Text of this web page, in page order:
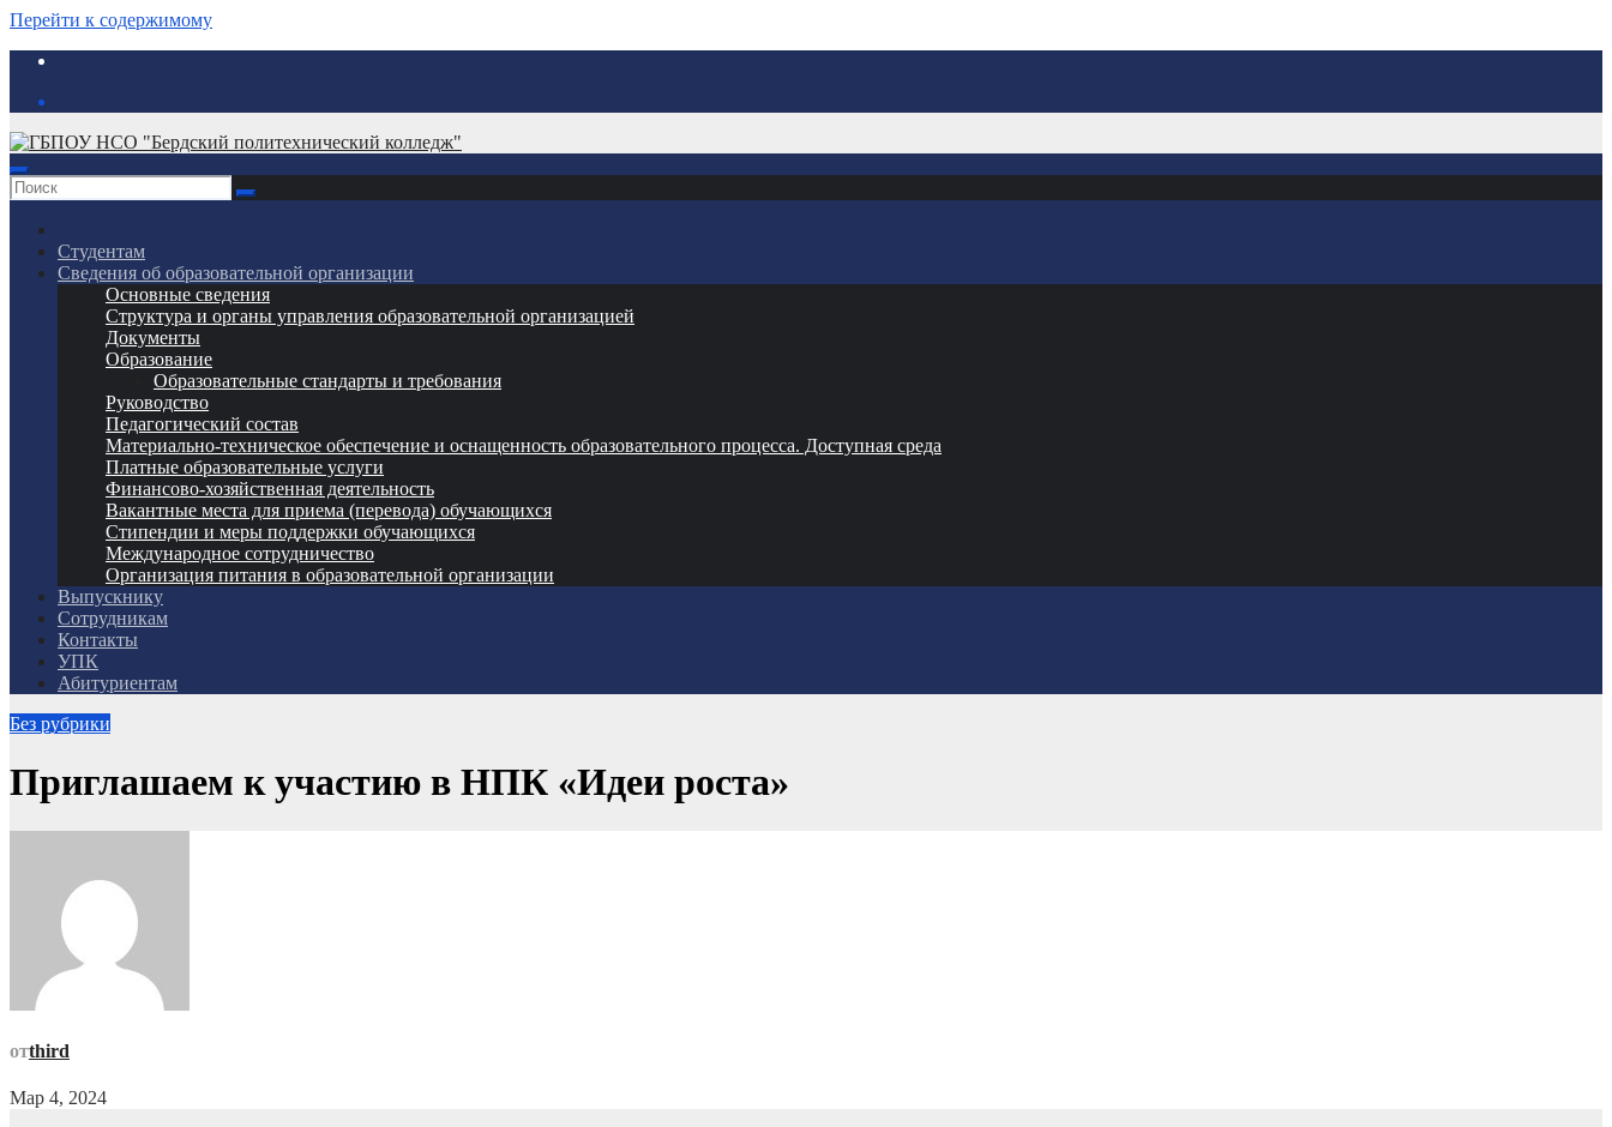
Перейти к содержимому
Студентам
Сведения об образовательной организации
Основные сведения
Структура и органы управления образовательной организацией
Документы
Образование
Образовательные стандарты и требования
Руководство
Педагогический состав
Материально-техническое обеспечение и оснащенность образовательного процесса. Доступная среда
Платные образовательные услуги
Финансово-хозяйственная деятельность
Вакантные места для приема (перевода) обучающихся
Стипендии и меры поддержки обучающихся
Международное сотрудничество
Организация питания в образовательной организации
Выпускнику
Сотрудникам
Контакты
УПК
Абитуриентам
Без рубрики
Приглашаем к участию в НПК «Идеи роста»
отthird
Мар 4, 2024